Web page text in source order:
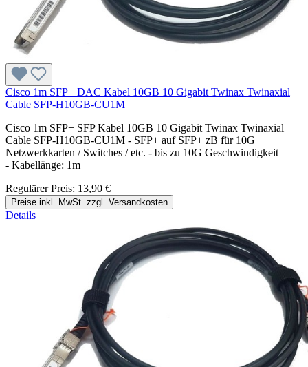
Cisco 1m SFP+ DAC Kabel 10GB 10 Gigabit Twinax Twinaxial
Cable SFP-H10GB-CU1M
Cisco 1m SFP+ SFP Kabel 10GB 10 Gigabit Twinax Twinaxial
Cable SFP-H10GB-CU1M - SFP+ auf SFP+ zB für 10G
Netzwerkkarten / Switches / etc. - bis zu 10G Geschwindigkeit
- Kabellänge: 1m
Regulärer Preis: 13,90 €
Preise inkl. MwSt. zzgl. Versandkosten
Details